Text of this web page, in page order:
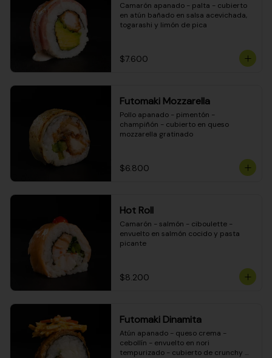
Camarón apanado - palta - cubierto
en atún bañado en salsa acevichada,
togarashi y limón de pica
$7.600
Futomaki Mozzarella
Pollo apanado - pimentón -
champiñón - cubierto en queso
mozzarella gratinado
$6.800
Hot Roll
Camarón - salmón - ciboulette -
envuelto en salmón cocido y pasta
picante
$8.200
Futomaki Dinamita
Atún apanado - queso crema -
cebollín - envuelto en nori
tempurizado - cubierto de crunchy